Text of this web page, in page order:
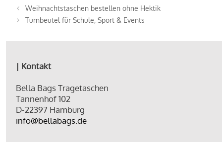
Weihnachtstaschen bestellen ohne Hektik
Turnbeutel für Schule, Sport & Events
| Kontakt
Bella Bags Tragetaschen
Tannenhof 102
D-22397 Hamburg
info@bellabags.de